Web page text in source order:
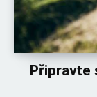
Připravte